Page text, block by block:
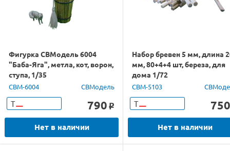
Фигурка СВМодель 6004
"Баба-Яга", метла, кот, ворон,
ступа, 1/35
CBM-6004 СВМодель
Т 790 o
Нет в наличии
Набор бревен 5 мм, длина
мм, 80+4+4 шт, береза, для
дома 1/72
CBM-5103
Т 750
Нет в наличии